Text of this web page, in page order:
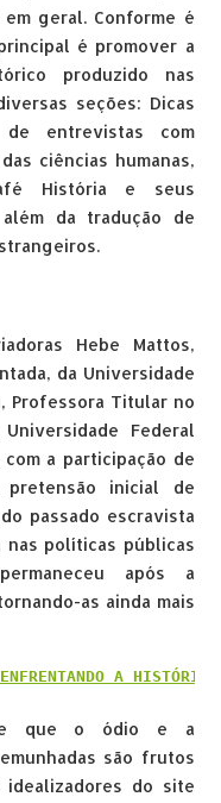
geral. Conforme é
é promover a
produzido nas
seções: Dicas
entrevistas com
ciências humanas,
História e seus
da tradução de
Hebe Mattos,
da Universidade
Professora Titular no
Federal
a participação de
pretensão inicial de
passado escravista
políticas públicas
após a
as ainda mais
A HISTÓRIA
que o ódio e a
são frutos
do site